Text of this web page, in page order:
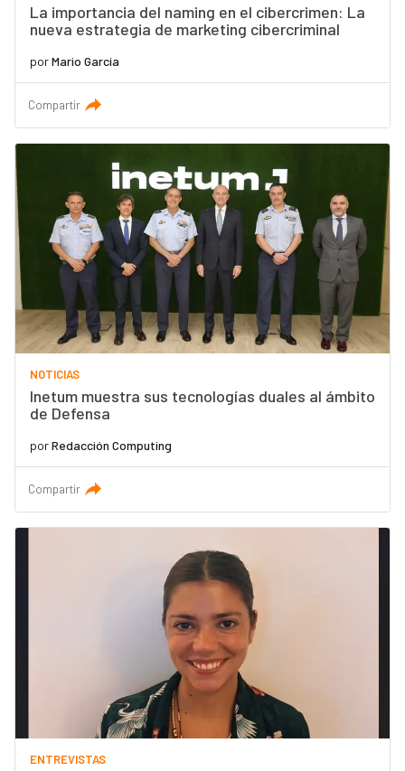
La importancia del naming en el cibercrimen: La
nueva estrategia de marketing cibercriminal
porMario García
Compartir
NOTICIAS
Inetum muestra sus tecnologías duales al ámbito
de Defensa
porRedacción Computing
Compartir
ENTREVISTAS